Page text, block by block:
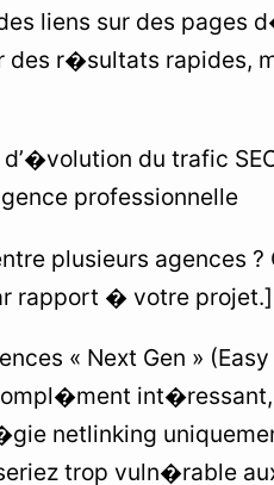
liens sur des pages
des r�sultats rapides,
d’�volution du trafic
professionnelle
plusieurs agences
rapport � votre projet.]
« Next Gen »
int�ressant,
netlinking
trop vuln�rable